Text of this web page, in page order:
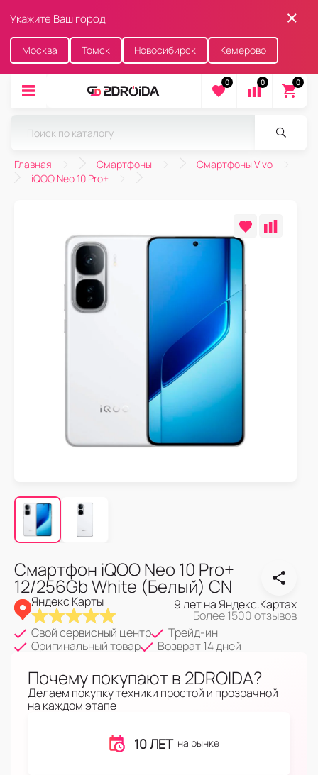
Укажите Ваш город
Москва Томск Новосибирск Кемерово
0 0 0
Главная Смартфоны
Смартфоны Vivo
iQOO Neo 10 Pro+
Смартфон iQOO Neo 10 Pro+
12/256Gb White (Белый) CN
Яндекс Карты 9 лет на Яндекс.Картах
Более 1500 отзывов
Свой сервисный центр
Трейд-ин
Оригинальный товар
Возврат 14 дней
Почему покупают в 2DROIDA?
Делаем покупку техники простой и прозрачной
на каждом этапе
10 ЛЕТ на рынке